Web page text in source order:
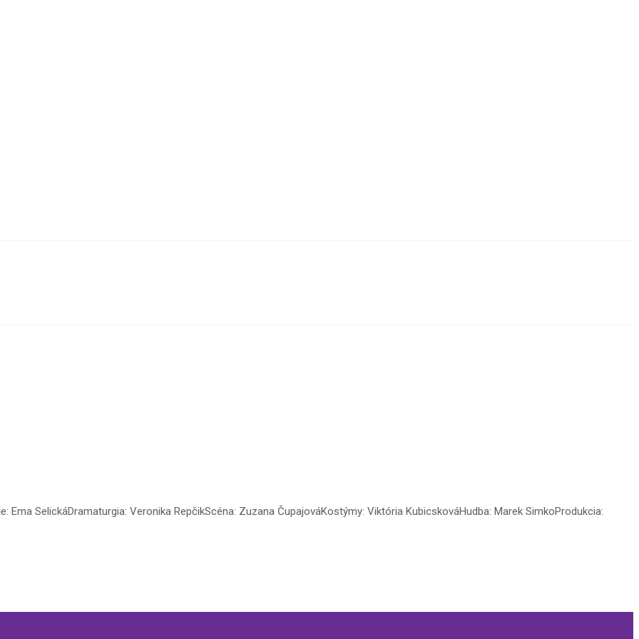
Ema SelickáDramaturgia: Veronika RepčikScéna: Zuzana ČupajováKostýmy: Viktória KubicskováHudba: Marek SimkoProdukcia: